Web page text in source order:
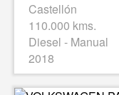
Castellón
110.000 kms.
Diesel - Manual
2018